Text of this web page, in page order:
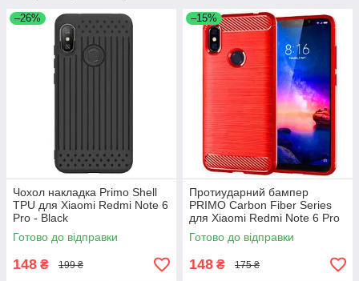
–26%
Чохол накладка Primo Shell
TPU для Xiaomi Redmi Note 6
Pro - Black
Готово до відправки
148 ₴ 199 ₴
–15%
Протиударний бампер
PRIMO Carbon Fiber Series
для Xiaomi Redmi Note 6 Pro
- Red
Готово до відправки
148 ₴ 175 ₴